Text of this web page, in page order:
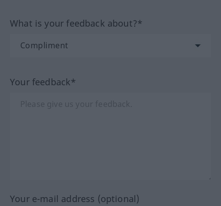
What is your feedback about?*
Your feedback*
Your e-mail address (optional)